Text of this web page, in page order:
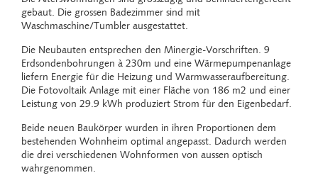
gebaut. Die grossen Badezimmer sind mit
Waschmaschine/Tumbler ausgestattet.
Die Neubauten entsprechen den Minergie-Vorschriften. 9
Erdsondenbohrungen à 230m und eine Wärmepumpenanlage
liefern Energie für die Heizung und Warm­wasseraufbereitung.
Die Fotovoltaik Anlage mit einer Fläche von 186 m2 und einer
Leistung von 29.9 kWh produziert Strom für den Eigenbedarf.
Beide neuen Baukörper wurden in ihren Proportionen dem
bestehenden Wohnheim optimal angepasst. Dadurch werden
die drei verschiedenen Wohnformen von aussen optisch
wahrgenommen.